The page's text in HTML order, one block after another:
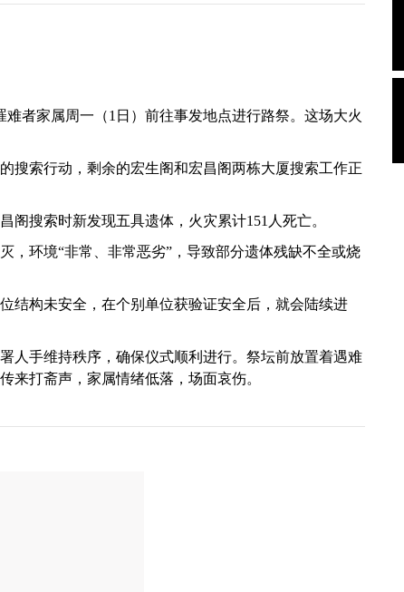
者家属周一（1日）前往事发地点进行路祭。这场大火
搜索行动，剩余的宏生阁和宏昌阁两栋大厦搜索工作正
搜索时新发现五具遗体，火灾累计151人死亡。
，环境“非常、非常恶劣”，导致部分遗体残缺不全或烧
结构未安全，在个别单位获验证安全后，就会陆续进
人手维持秩序，确保仪式顺利进行。祭坛前放置着遇难
来打斋声，家属情绪低落，场面哀伤。